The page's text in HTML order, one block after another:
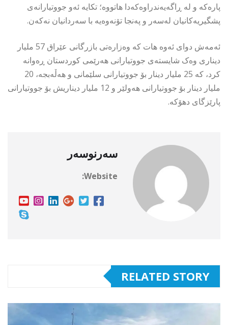
پارەکە و لە ڕاگەیەندراوەکەدا هاتووە؛ تکایە ئەو جووتیارانەی
پشگیریەکانیان لەسەر و پەنجا تۆنەوەیە با سەردانیان نەکەن.
ئەمەش دوای ئەوە هات کە وەزارەتی بازرگانی عێراق 57 ملیار
دیناری وەک شایستەی جووتیارانی هەرێمی كوردستان ڕەوانە
كرد، كە 25 ملیار دینار بۆ جووتیارانی سلێمانی و هەڵەبجە، 20
ملیار دینار بۆ جووتیارانی هەولێر و 12 ملیار دیناریش بۆ جووتیارانی
پارێزگای دهۆكە.
سەرنوسەر
Website:
RELATED STORY